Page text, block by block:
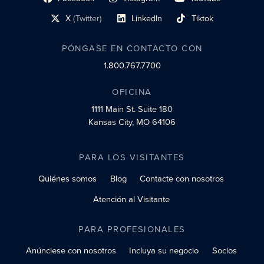
enlace al perfil socialenlace de perfil socialenlace de perfil social
X(Twitter)
enlace al perfil social LinkedIn
enlace al perfil social Tiktok
enlace al perfil social
PÓNGASE EN CONTACTO CON
1.800.767.7700
OFICINA
1111 Main St.Suite 180
Kansas City, MO 64106
PARA LOS VISITANTES
Quiénes somos
Blog
Contacte con nosotros
Atención al Visitante
PARA PROFESIONALES
Anúnciese con nosotros
Incluya su negocio Socios